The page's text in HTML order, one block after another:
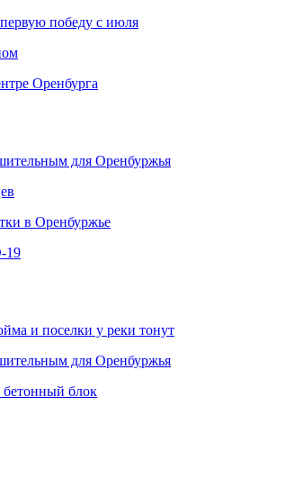
победу с июля
Оренбурга
для Оренбуржья
в Оренбуржье
19
и поселки у реки тонут
для Оренбуржья
бетонный блок